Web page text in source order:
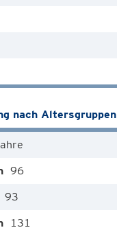
nach Altersgruppen
96
93
131